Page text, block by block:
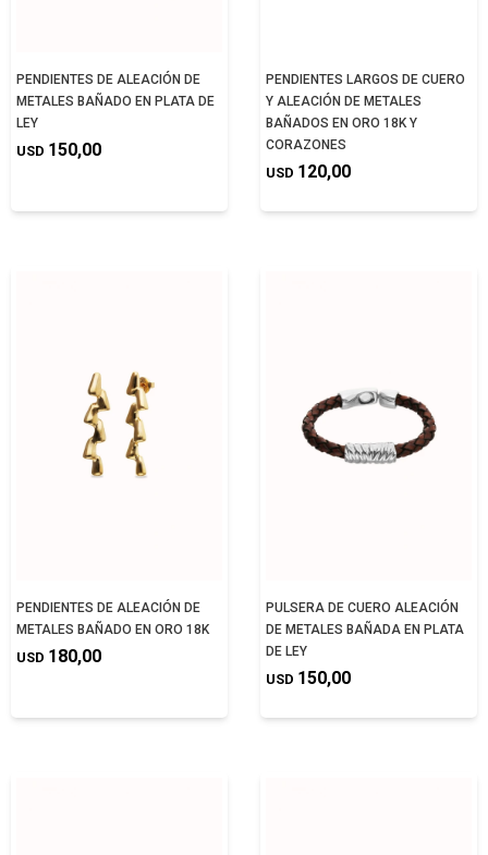
PENDIENTES DE ALEACIÓN DE
METALES BAÑADO EN PLATA DE
LEY
USD 150,00
PENDIENTES LARGOS DE CUERO
Y ALEACIÓN DE METALES
BAÑADOS EN ORO 18K Y
CORAZONES
USD 120,00
PENDIENTES DE ALEACIÓN DE
METALES BAÑADO EN ORO 18K
USD 180,00
PULSERA DE CUERO ALEACIÓN
DE METALES BAÑADA EN PLATA
DE LEY
USD 150,00